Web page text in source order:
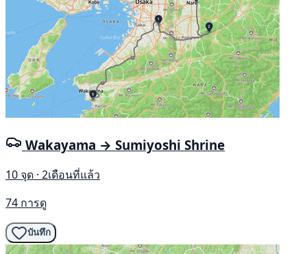
Wakayama → Sumiyoshi Shrine
10 จุด · 2เดือนที่แล้ว
74 การดู
บันทึก